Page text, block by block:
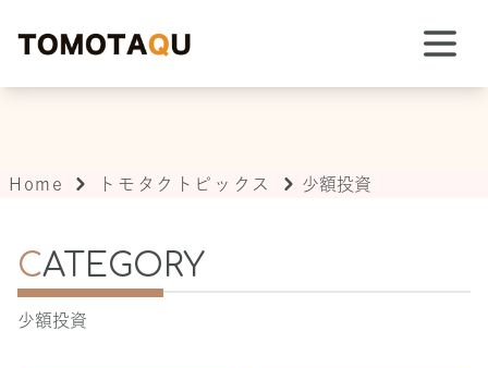
Home トモタクトピックス 少額投資
CATEGORY
少額投資